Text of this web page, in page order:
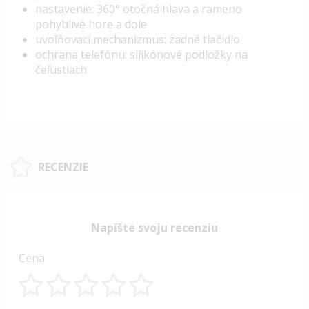
nastavenie: 360° otočná hlava a rameno
pohyblivé hore a dole
uvoľňovací mechanizmus: zadné tlačidlo
ochrana telefónu: silikónové podložky na
čeľustiach
RECENZIE
Napíšte svoju recenziu
Cena